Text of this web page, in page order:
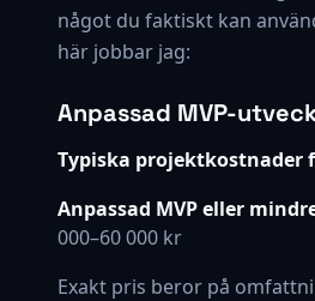
något du faktiskt kan
här jobbar jag:
Anpassad MVP-
Typiska projektkostnader
Anpassad MVP eller
000–60 000 kr
Exakt pris beror på